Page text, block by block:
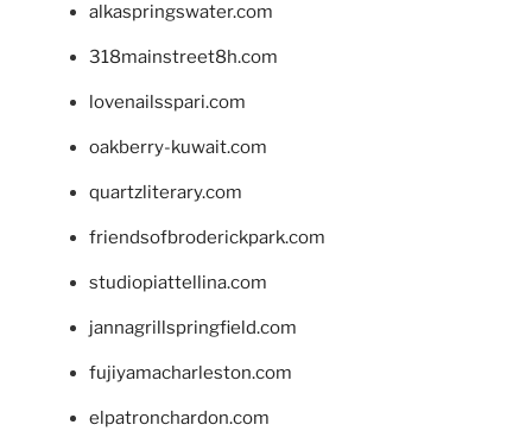
alkaspringswater.com
318mainstreet8h.com
lovenailsspari.com
oakberry-kuwait.com
quartzliterary.com
friendsofbroderickpark.com
studiopiattellina.com
jannagrillspringfield.com
fujiyamacharleston.com
elpatronchardon.com